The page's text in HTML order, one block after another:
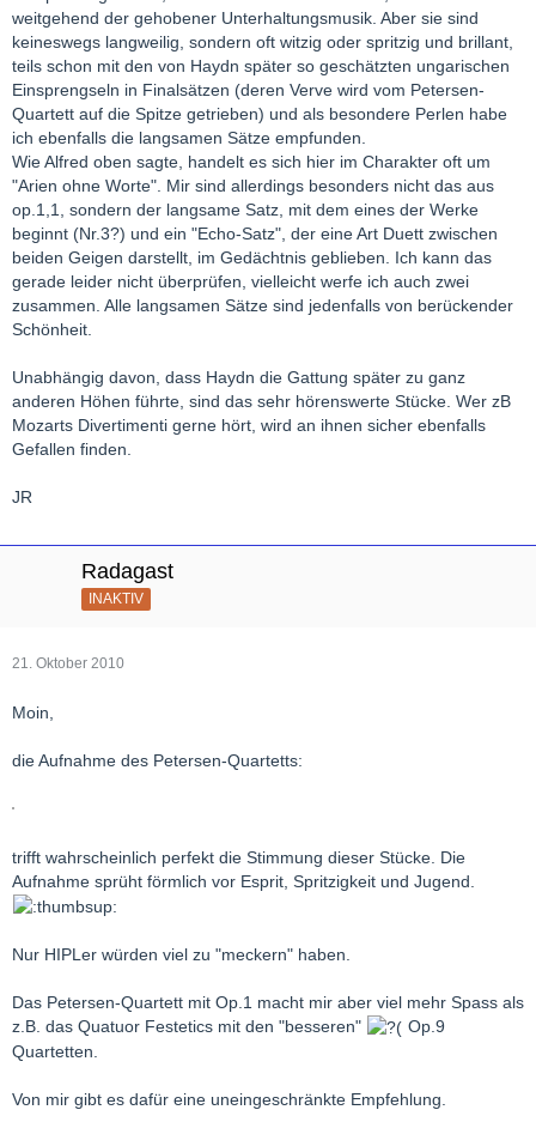
weitgehend der gehobener Unterhaltungsmusik. Aber sie sind
keineswegs langweilig, sondern oft witzig oder spritzig und brillant,
teils schon mit den von Haydn später so geschätzten ungarischen
Einsprengseln in Finalsätzen (deren Verve wird vom Petersen-
Quartett auf die Spitze getrieben) und als besondere Perlen habe
ich ebenfalls die langsamen Sätze empfunden.
Wie Alfred oben sagte, handelt es sich hier im Charakter oft um
"Arien ohne Worte". Mir sind allerdings besonders nicht das aus
op.1,1, sondern der langsame Satz, mit dem eines der Werke
beginnt (Nr.3?) und ein "Echo-Satz", der eine Art Duett zwischen
beiden Geigen darstellt, im Gedächtnis geblieben. Ich kann das
gerade leider nicht überprüfen, vielleicht werfe ich auch zwei
zusammen. Alle langsamen Sätze sind jedenfalls von berückender
Schönheit.
Unabhängig davon, dass Haydn die Gattung später zu ganz
anderen Höhen führte, sind das sehr hörenswerte Stücke. Wer zB
Mozarts Divertimenti gerne hört, wird an ihnen sicher ebenfalls
Gefallen finden.
JR
Radagast
INAKTIV
21. Oktober 2010
Moin,
die Aufnahme des Petersen-Quartetts:
trifft wahrscheinlich perfekt die Stimmung dieser Stücke. Die
Aufnahme sprüht förmlich vor Esprit, Spritzigkeit und Jugend.
Nur HIPLer würden viel zu "meckern" haben.
Das Petersen-Quartett mit Op.1 macht mir aber viel mehr Spass als
z.B. das Quatuor Festetics mit den "besseren"
Op.9
Quartetten.
Von mir gibt es dafür eine uneingeschränkte Empfehlung.